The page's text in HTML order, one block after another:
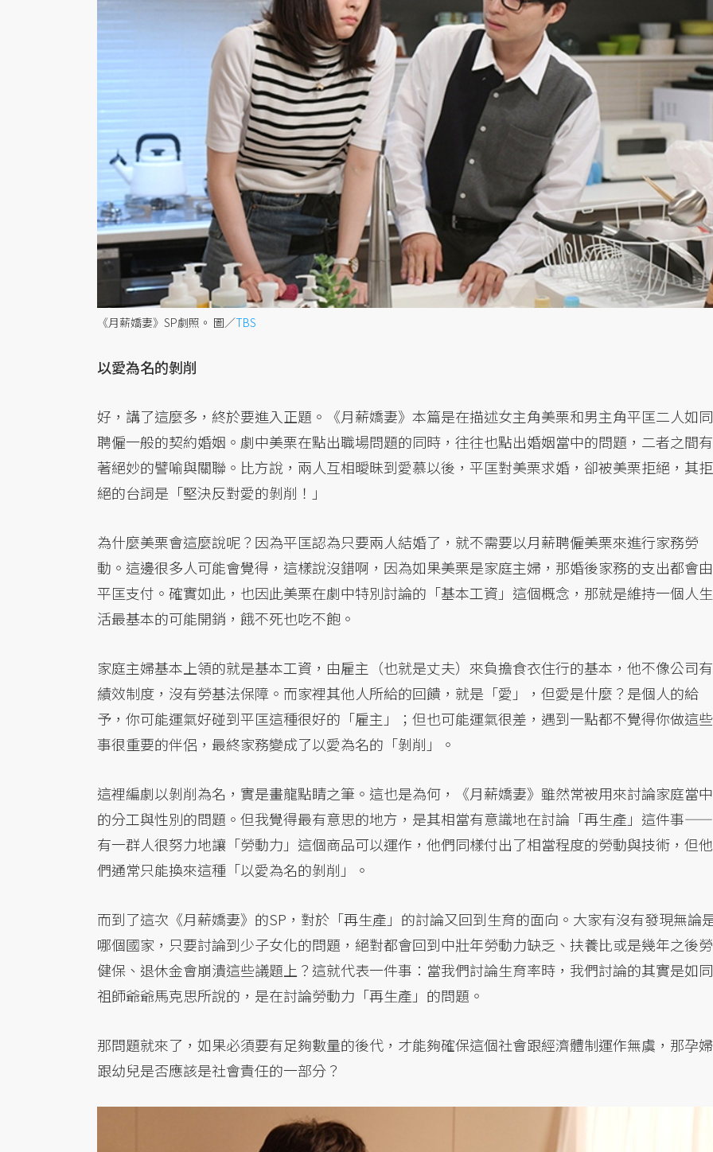
《月薪嬌妻》SP劇照。 圖／TBS
以愛為名的剝削
好，講了這麼多，終於要進入正題。《月薪嬌妻》本篇是在描述女主角美栗和男主角平匡二人如同
聘僱一般的契約婚姻。劇中美栗在點出職場問題的同時，往往也點出婚姻當中的問題，二者之間有
著絕妙的譬喻與關聯。比方說，兩人互相曖昧到愛慕以後，平匡對美栗求婚，卻被美栗拒絕，其拒
絕的台詞是「堅決反對愛的剝削！」
為什麼美栗會這麼說呢？因為平匡認為只要兩人結婚了，就不需要以月薪聘僱美栗來進行家務勞
動。這邊很多人可能會覺得，這樣說沒錯啊，因為如果美栗是家庭主婦，那婚後家務的支出都會由
平匡支付。確實如此，也因此美栗在劇中特別討論的「基本工資」這個概念，那就是維持一個人生
活最基本的可能開銷，餓不死也吃不飽。
家庭主婦基本上領的就是基本工資，由雇主（也就是丈夫）來負擔食衣住行的基本，他不像公司有
績效制度，沒有勞基法保障。而家裡其他人所給的回饋，就是「愛」，但愛是什麼？是個人的給
予，你可能運氣好碰到平匡這種很好的「雇主」；但也可能運氣很差，遇到一點都不覺得你做這些
事很重要的伴侶，最終家務變成了以愛為名的「剝削」。
這裡編劇以剝削為名，實是畫龍點睛之筆。這也是為何，《月薪嬌妻》雖然常被用來討論家庭當中
的分工與性別的問題。但我覺得最有意思的地方，是其相當有意識地在討論「再生產」這件事——
有一群人很努力地讓「勞動力」這個商品可以運作，他們同樣付出了相當程度的勞動與技術，但他
們通常只能換來這種「以愛為名的剝削」。
而到了這次《月薪嬌妻》的SP，對於「再生產」的討論又回到生育的面向。大家有沒有發現無論
哪個國家，只要討論到少子女化的問題，絕對都會回到中壯年勞動力缺乏、扶養比或是幾年之後勞
健保、退休金會崩潰這些議題上？這就代表一件事：當我們討論生育率時，我們討論的其實是如同
祖師爺爺馬克思所說的，是在討論勞動力「再生產」的問題。
那問題就來了，如果必須要有足夠數量的後代，才能夠確保這個社會跟經濟體制運作無虞，那孕婦
跟幼兒是否應該是社會責任的一部分？